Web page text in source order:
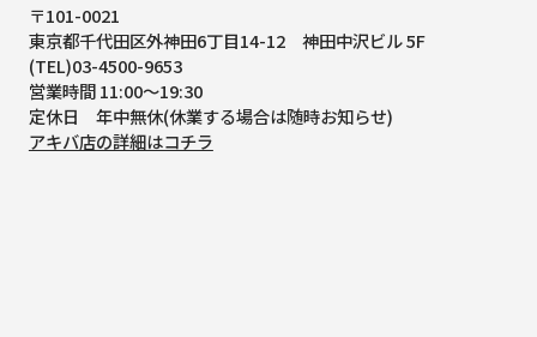
〒101-0021
東京都千代田区外神田6丁目14-12 神田中沢ビル 5F
(TEL)03-4500-9653
営業時間 11:00～19:30
定休日 年中無休(休業する場合は随時お知らせ)
アキバ店の詳細はコチラ